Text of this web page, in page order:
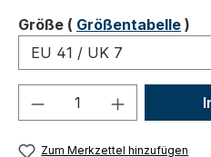
Größeauswählen
( Größentabelle )
Produkt Anzahl:
Zum Merkzettel hinzufügen